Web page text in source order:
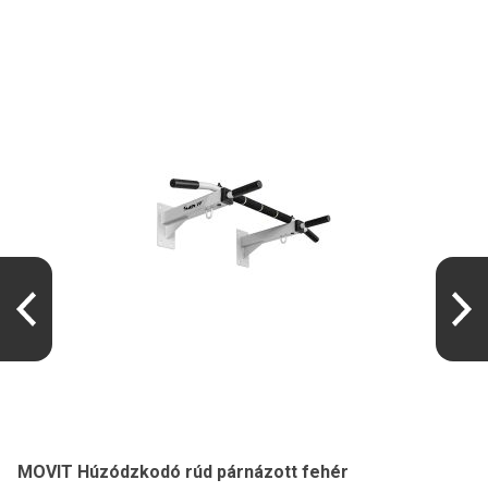
MOVIT Húzódzkodó rúd párnázott fehér